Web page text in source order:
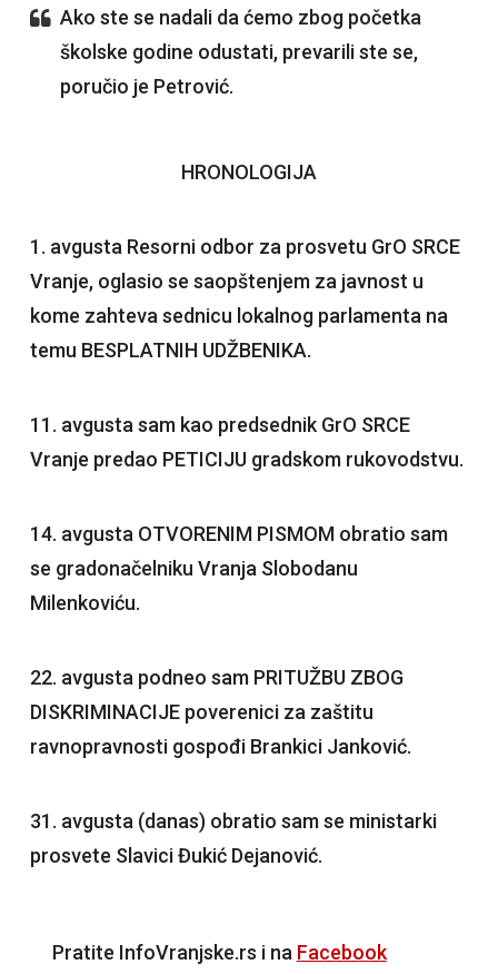
Ako ste se nadali da ćemo zbog početka
školske godine odustati, prevarili ste se,
poručio je Petrović.
HRONOLOGIJA
1. avgusta Resorni odbor za prosvetu GrO SRCE
Vranje, oglasio se saopštenjem za javnost u
kome zahteva sednicu lokalnog parlamenta na
temu BESPLATNIH UDŽBENIKA.
11. avgusta sam kao predsednik GrO SRCE
Vranje predao PETICIJU gradskom rukovodstvu.
14. avgusta OTVORENIM PISMOM obratio sam
se gradonačelniku Vranja Slobodanu
Milenkoviću.
22. avgusta podneo sam PRITUŽBU ZBOG
DISKRIMINACIJE poverenici za zaštitu
ravnopravnosti gospođi Brankici Janković.
31. avgusta (danas) obratio sam se ministarki
prosvete Slavici Đukić Dejanović.
Pratite InfoVranjske.rs i na Facebook